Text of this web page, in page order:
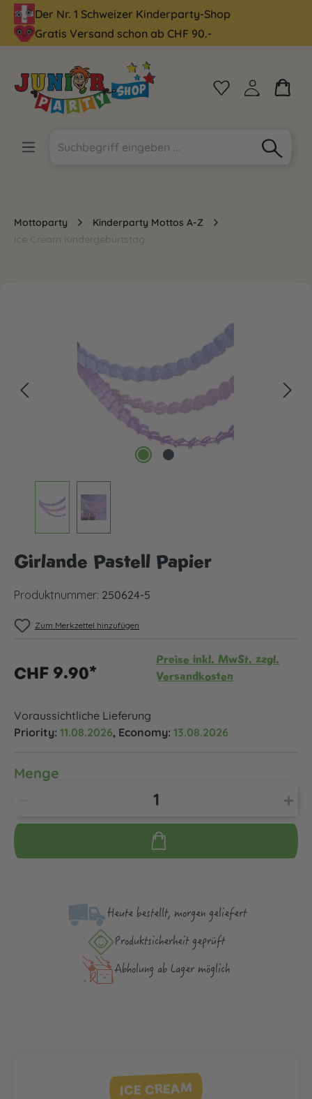
springen
Der Nr. 1 Schweizer Kinderparty-Shop
Gratis Versand schon ab CHF 90.-
Mottoparty
Kinderparty Mottos A-Z
Ice Cream Kindergeburtstag
Girlande Pastell Papier
Produktnummer: 250624-5
Zum Merkzettel hinzufügen
CHF 9.90*
Preise inkl. MwSt. zzgl.
Versandkosten
Voraussichtliche Lieferung
Priority: 11.08.2026, Economy: 13.08.2026
Menge
Heute bestellt, morgen geliefert
Produktsicher­heit geprüft
Abholung ab Lager möglich
ICE CREAM